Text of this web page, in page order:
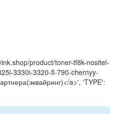
product/toner-tf8k-nositel-
3330i-3320-fl-790-chernyy-
a>', 'TYPE':